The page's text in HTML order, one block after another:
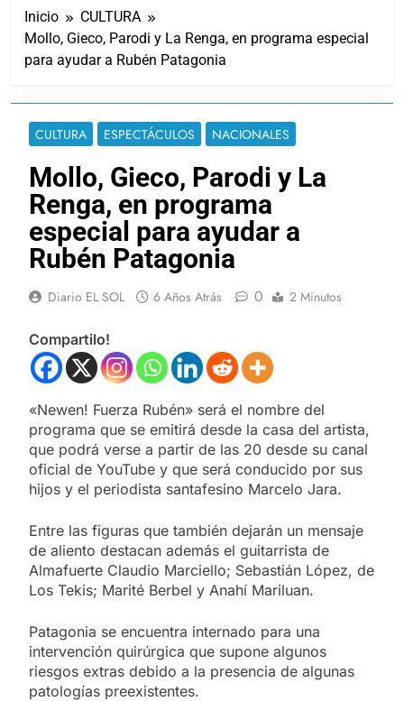
Inicio
CULTURA
Mollo, Gieco, Parodi y La Renga, en programa especial
para ayudar a Rubén Patagonia
CULTURA ESPECTÁCULOS NACIONALES
Mollo, Gieco, Parodi y La
Renga, en programa
especial para ayudar a
Rubén Patagonia
Diario EL SOL 6 Años Atrás 0 2 Minutos
Compartilo!
«Newen! Fuerza Rubén» será el nombre del
programa que se emitirá desde la casa del artista,
que podrá verse a partir de las 20 desde su canal
oficial de YouTube y que será conducido por sus
hijos y el periodista santafesino Marcelo Jara.
Entre las figuras que también dejarán un mensaje
de aliento destacan además el guitarrista de
Almafuerte Claudio Marciello; Sebastián López, de
Los Tekis; Marité Berbel y Anahí Mariluan.
Patagonia se encuentra internado para una
intervención quirúrgica que supone algunos
riesgos extras debido a la presencia de algunas
patologías preexistentes.